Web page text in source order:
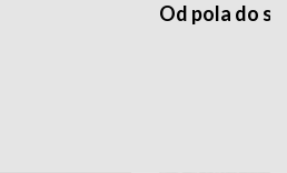
Od pola do